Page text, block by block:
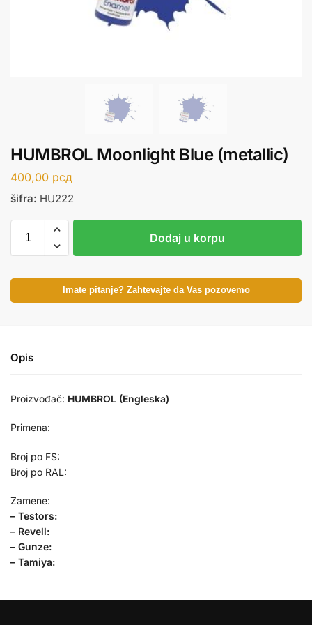
HUMBROL Moonlight Blue (metallic)
400,00 рсд
šifra: HU222
Dodaj u korpu
Imate pitanje? Zahtevajte da Vas pozovemo
Opis
Proizvođač: HUMBROL (Engleska)
Primena:
Broj po FS:
Broj po RAL:
Zamene:
– Testors:
– Revell:
– Gunze:
– Tamiya: